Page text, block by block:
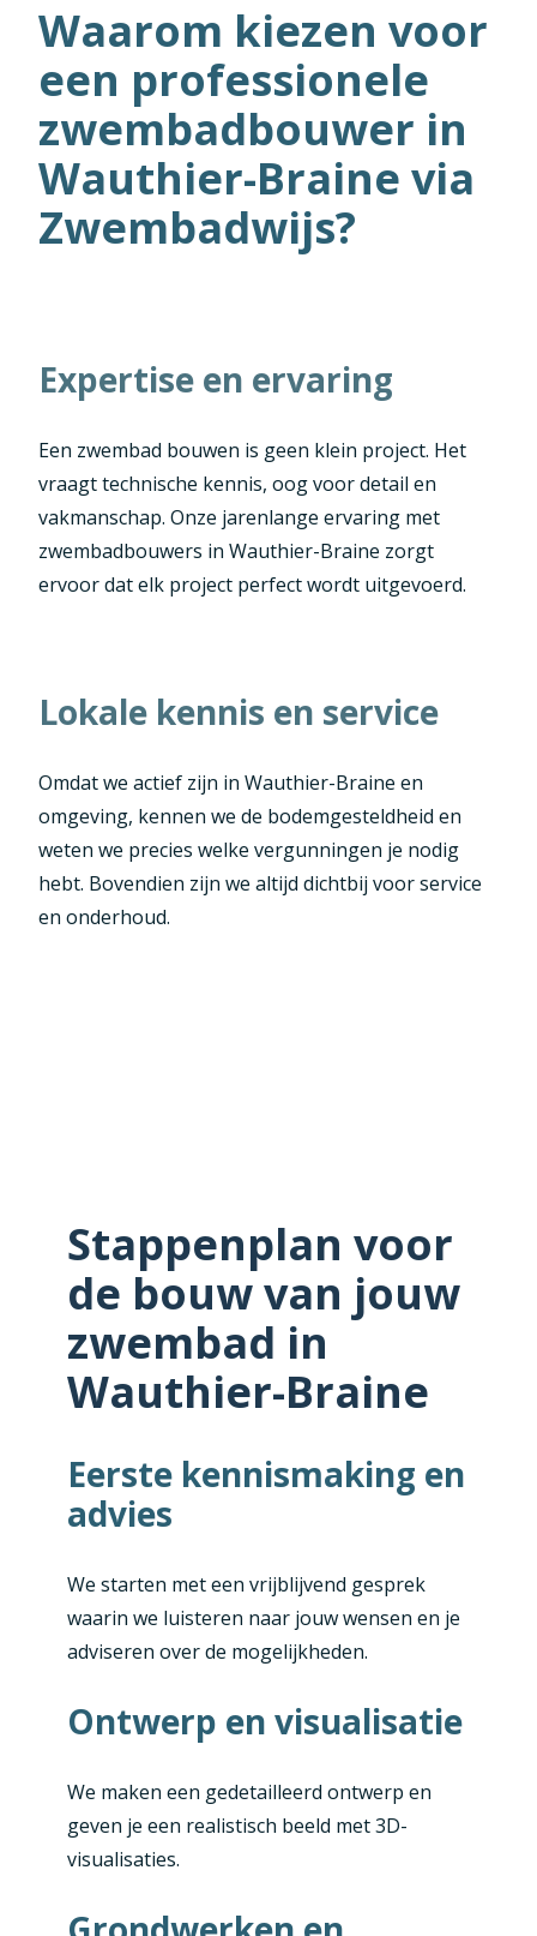
Waarom kiezen voor
een professionele
zwembadbouwer in
Wauthier-Braine via
Zwembadwijs?
Expertise en ervaring
Een zwembad bouwen is geen klein project. Het
vraagt technische kennis, oog voor detail en
vakmanschap. Onze jarenlange ervaring met
zwembadbouwers in Wauthier-Braine zorgt
ervoor dat elk project perfect wordt uitgevoerd.
Lokale kennis en service
Omdat we actief zijn in Wauthier-Braine en
omgeving, kennen we de bodemgesteldheid en
weten we precies welke vergunningen je nodig
hebt. Bovendien zijn we altijd dichtbij voor service
en onderhoud.
Stappenplan voor
de bouw van jouw
zwembad in
Wauthier-Braine
Eerste kennismaking en
advies
We starten met een vrijblijvend gesprek
waarin we luisteren naar jouw wensen en je
adviseren over de mogelijkheden.
Ontwerp en visualisatie
We maken een gedetailleerd ontwerp en
geven je een realistisch beeld met 3D-
visualisaties.